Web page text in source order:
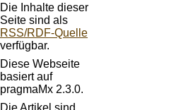
Die Inhalte dieser
Seite sind als
RSS/RDF-Quelle
verfügbar.
Diese Webseite
basiert auf
pragmaMx 2.3.0.
Die Artikel sind